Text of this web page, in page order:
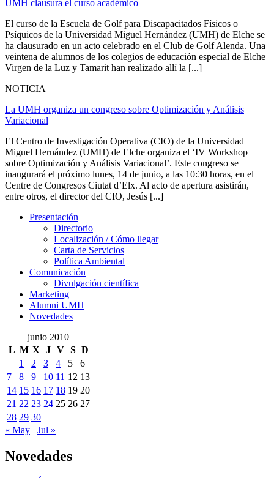
UMH clausura el curso académico
El curso de la Escuela de Golf para Discapacitados Físicos o
Psíquicos de la Universidad Miguel Hernández (UMH) de Elche se
ha clausurado en un acto celebrado en el Club de Golf Alenda. Una
veintena de alumnos de los colegios de educación especial de Elche
Virgen de la Luz y Tamarit han realizado allí la [...]
NOTICIA
La UMH organiza un congreso sobre Optimización y Análisis
Variacional
El Centro de Investigación Operativa (CIO) de la Universidad
Miguel Hernández (UMH) de Elche organiza el ‘IV Workshop
sobre Optimización y Análisis Variacional’. Este congreso se
inaugurará el próximo lunes, 14 de junio, a las 10:30 horas, en el
Centre de Congresos Ciutat d’Elx. Al acto de apertura asistirán,
entre otros, el director del CIO, Jesús [...]
Presentación
Presentación
Directorio
Localización / Cómo llegar
Carta de Servicios
Política Ambiental
Comunicación
Comunicación
Divulgación científica
Marketing
Alumni UMH
Novedades
junio 2010
L M X J V S D
1
2 3 4 5
6
7
8 9 10 11 12 13
14 15 16 17 18 19 20
21 22 23 24 25 26 27
28 29 30
« May
Jul »
Novedades